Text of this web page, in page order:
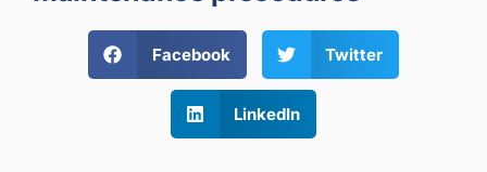
Facebook Twitter
LinkedIn